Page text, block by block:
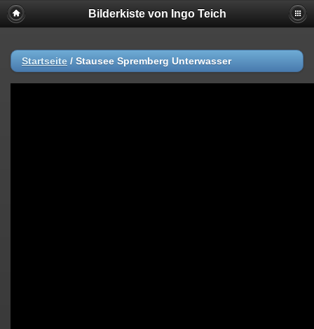
Bilderkiste von Ingo Teich
Startseite / Stausee Spremberg Unterwasser